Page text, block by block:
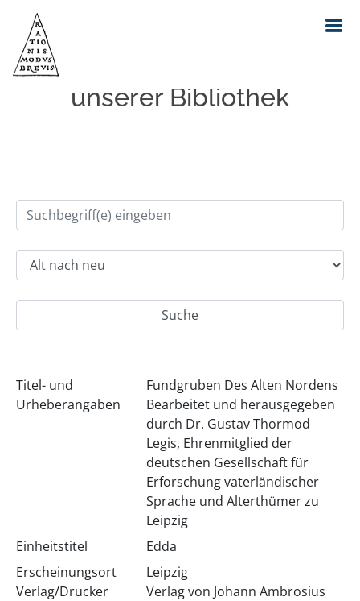
Einfache Suche im Bestand
unserer Bibliothek
Titel- und
Urheberangaben
Fundgruben Des Alten Nordens
Bearbeitet und herausgegeben
durch Dr. Gustav Thormod
Legis, Ehrenmitglied der
deutschen Gesellschaft für
Erforschung vaterländischer
Sprache und Alterthümer zu
Leipzig
Einheitstitel
Edda
Erscheinungsort
Verlag/Drucker
Leipzig
Verlag von Johann Ambrosius